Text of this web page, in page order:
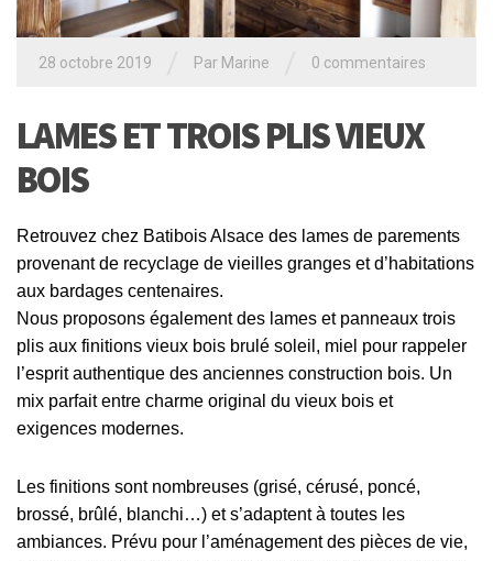
28 octobre 2019 Par Marine 0 commentaires
LAMES ET TROIS PLIS VIEUX
BOIS
Retrouvez chez Batibois Alsace des lames de parements
provenant de recyclage de vieilles granges et d’habitations
aux bardages centenaires.
Nous proposons également des lames et panneaux trois
plis aux finitions vieux bois brulé soleil, miel pour rappeler
l’esprit authentique des anciennes construction bois. Un
mix parfait entre charme original du vieux bois et
exigences modernes.
Les finitions sont nombreuses (grisé, cérusé, poncé,
brossé, brûlé, blanchi…) et s’adaptent à toutes les
ambiances. Prévu pour l’aménagement des pièces de vie,